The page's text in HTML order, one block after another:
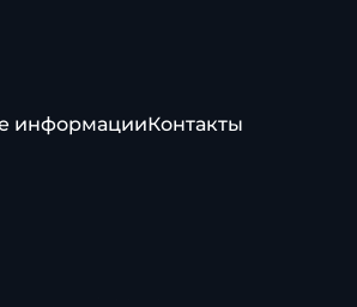
информацииКонтакты